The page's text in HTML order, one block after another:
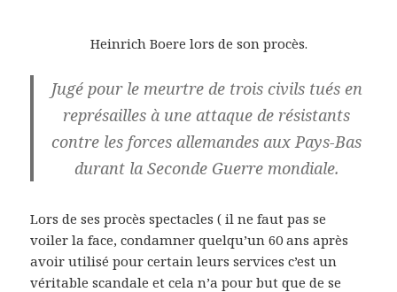
Heinrich Boere lors de son procès.
Jugé pour le meurtre de trois civils tués en
représailles à une attaque de résistants
contre les forces allemandes aux Pays-Bas
durant la Seconde Guerre mondiale.
Lors de ses procès spectacles ( il ne faut pas se
voiler la face, condamner quelqu’un 60 ans après
avoir utilisé pour certain leurs services c’est un
véritable scandale et cela n’a pour but que de se